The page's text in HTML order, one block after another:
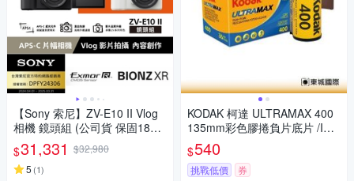
【Sony 索尼】ZV-E10 II Vlog
相機 鏡頭組 (公司貨 保固18+6
個月)
$31,331 $32,980
5 (1)
KODAK 柯達 ULTRAMAX 400
135mm彩色膠捲負片底片 /ISO
400 36張
$540
挑戰低價 券